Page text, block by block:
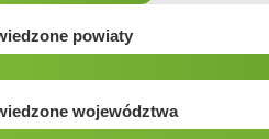
powiaty
województwa